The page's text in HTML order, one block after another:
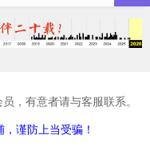
，有意者请与客服联系。
谨防上当受骗！